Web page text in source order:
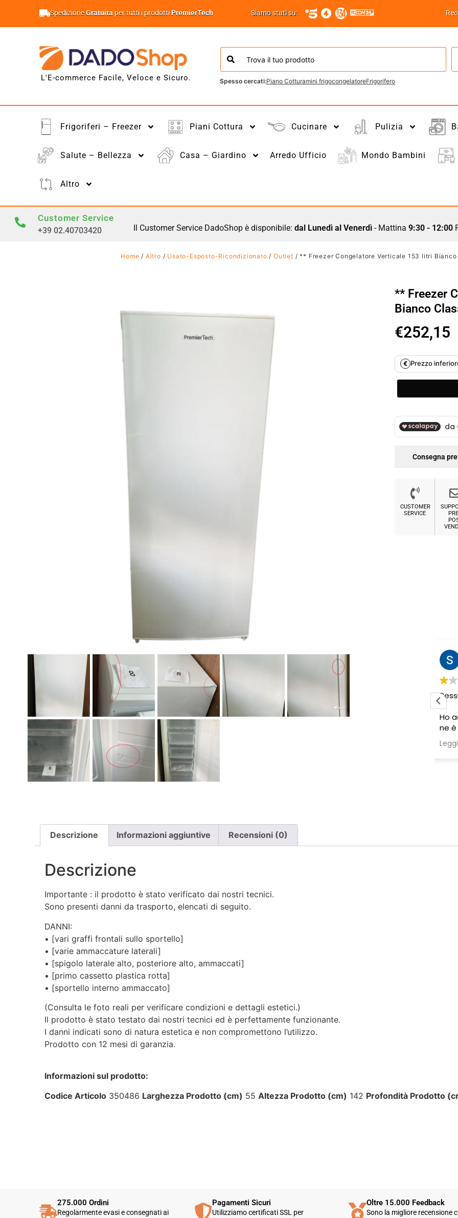
SpedizioneGratuita per tutti i prodottiPremierTech Siamo stati su:
L'E-commerce Facile, Veloce e Sicuro. Spesso cercati:Piano Cotturamini frigocongelatoreFrigorifero
Frigoriferi – Freezer Piani Cottura Cucinare Pulizia
Salute – Bellezza Casa – Giardino Arredo Ufficio Mondo Bambini
Altro
Customer Service
+39 02.40703420 Il Customer Service DadoShop è disponibile: dal Lunedì al Venerdì- Mattina 9:30 - 12:00
Home / Altro / Usato-Esposto-Ricondizionato /Outlet / ** Freezer Congelatore Verticale 153 litri
** Freezer
Bianco
€252,15
€ Prezzo
Consegna
CUSTOMER
SERVICE
Sabrina M.
2 settimane fa
Pessima esperienza.
Ho acquistato due poltrone, ma
stato comunicato che erano in
corriere. Da allora nessun
capitare, ma è il modo in cui viene
gestito che fa la differenza.
Purtroppo, la mia esperienza è
Descrizione Informazioni aggiuntive Recensioni (0)
Descrizione
Importante : il prodotto è stato verificato dai nostri tecnici.
Sono presenti danni da trasporto, elencati di seguito.
DANNI:
• [vari graffi frontali sullo sportello]
• [varie ammaccature laterali]
• [spigolo laterale alto, posteriore alto, ammaccati]
• [primo cassetto plastica rotta]
• [sportello interno ammaccato]
(Consulta le foto reali per verificare condizioni e dettagli estetici.)
Il prodotto è stato testato dai nostri tecnici ed è perfettamente funzionante.
I danni indicati sono di natura estetica e non compromettono l’utilizzo.
Prodotto con 12 mesi di garanzia.
Informazioni sul prodotto:
Codice Articolo 350486 Larghezza Prodotto (cm) 55Altezza Prodotto (cm) 142 Profondità Prodotto
275.000 Ordini
Regolarmente evasi e consegnati ai
Pagamenti Sicuri
Utilizziamo certificati SSL per
Oltre 15.000 Feedback
Sono la migliore recensione